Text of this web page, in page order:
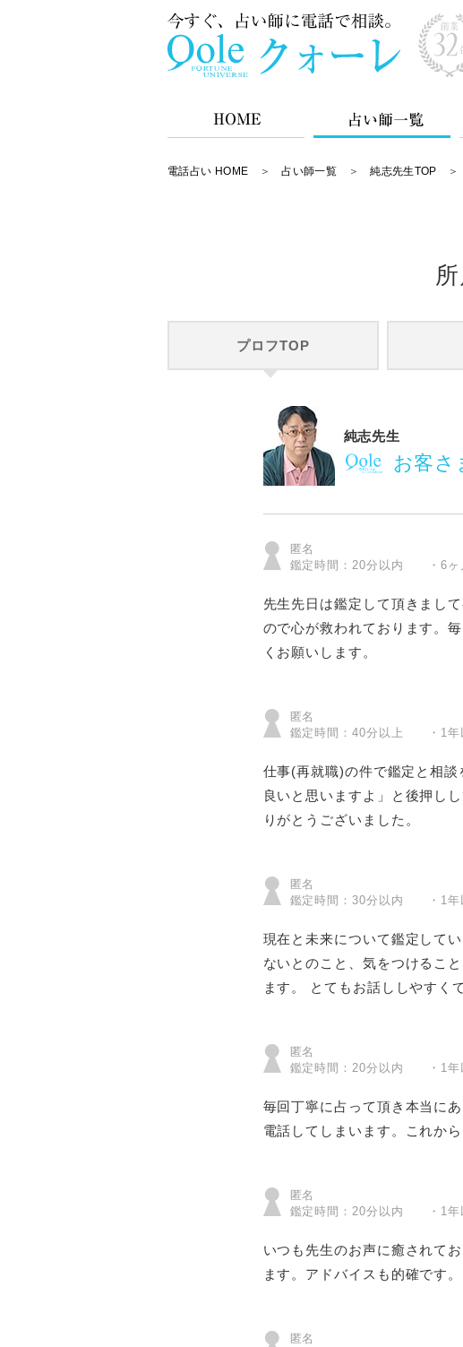
電話占い HOME ＞占い師一覧 ＞純志先生TOP ＞
プロフTOP
純志先生
お客さ
匿名
鑑定時間：20分以内 ・6ヶ
先生先日は鑑定して頂きまし
ので心が救われております。
くお願いします。
匿名
鑑定時間：40分以上 ・1年
仕事(再就職)の件で鑑定と相
良いと思いますよ」と後押し
りがとうございました。
匿名
鑑定時間：30分以内 ・1年
現在と未来について鑑定して
ないとのこと、気をつけるこ
ます。 とてもお話ししやすく
匿名
鑑定時間：20分以内 ・1年
毎回丁寧に占って頂き本当に
電話してしまいます。これか
匿名
鑑定時間：20分以内 ・1年
いつも先生のお声に癒されて
ます。アドバイスも的確です
匿名